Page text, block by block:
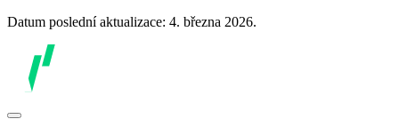
Datum poslední aktualizace: 4. března 2026.